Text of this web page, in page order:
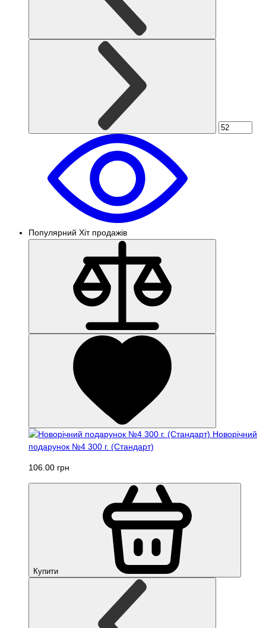
Популярний Хіт продажів
Новорічний
подарунок №4 300 г. (Стандарт)
106.00 грн
Купити